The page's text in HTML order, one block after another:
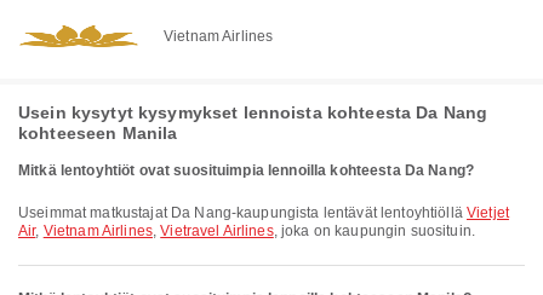
Vietnam Airlines
Usein kysytyt kysymykset lennoista kohteesta Da Nang
kohteeseen Manila
Mitkä lentoyhtiöt ovat suosituimpia lennoilla kohteesta Da Nang?
Useimmat matkustajat Da Nang-kaupungista lentävät lentoyhtiöllä Vietjet
Air, Vietnam Airlines,Vietravel Airlines, joka on kaupungin suosituin.